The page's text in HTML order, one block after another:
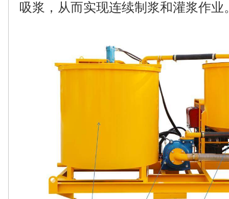
吸浆，从而实现连续制浆和灌浆作业